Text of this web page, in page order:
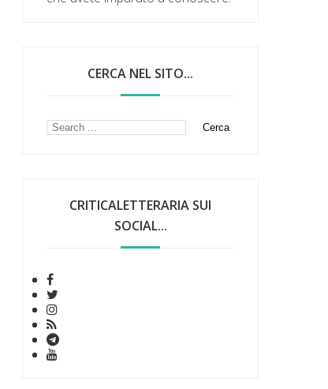
CERCA NEL SITO...
CRITICALETTERARIA SUI
SOCIAL...